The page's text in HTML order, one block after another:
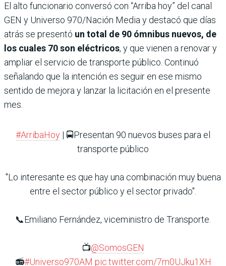
El alto funcionario conversó con “Arriba hoy” del canal
GEN y Universo 970/Nación Media y destacó que días
atrás se presentó un total de 90 ómnibus nuevos, de
los cuales 70 son eléctricos, y que vienen a renovar y
ampliar el servicio de transporte público. Continuó
señalando que la intención es seguir en ese mismo
sentido de mejora y lanzar la licitación en el presente
mes.
#ArribaHoy | 🚍Presentan 90 nuevos buses para el
transporte público
"Lo interesante es que hay una combinación muy buena
entre el sector público y el sector privado".
📞Emiliano Fernández, viceministro de Transporte.
📺@SomosGEN
📻#Universo970AM pic.twitter.com/7m0UJku1XH